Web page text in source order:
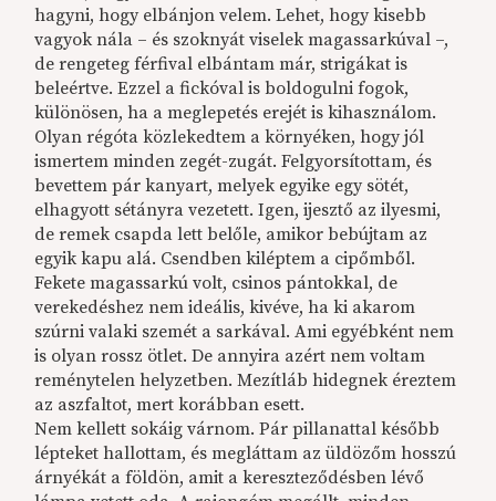
hagyni, hogy elbánjon velem. Lehet, hogy kisebb
vagyok nála – és szoknyát viselek magassarkúval –,
de rengeteg férfival elbántam már, strigákat is
beleértve. Ezzel a fickóval is boldogulni fogok,
különösen, ha a meglepetés erejét is kihasználom.
Olyan régóta közlekedtem a környéken, hogy jól
ismertem minden zegét-zugát. Felgyorsítottam, és
bevettem pár kanyart, melyek egyike egy sötét,
elhagyott sétányra vezetett. Igen, ijesztő az ilyesmi,
de remek csapda lett belőle, amikor bebújtam az
egyik kapu alá. Csendben kiléptem a cipőmből.
Fekete magassarkú volt, csinos pántokkal, de
verekedéshez nem ideális, kivéve, ha ki akarom
szúrni valaki szemét a sarkával. Ami egyébként nem
is olyan rossz ötlet. De annyira azért nem voltam
reménytelen helyzetben. Mezítláb hidegnek éreztem
az aszfaltot, mert korábban esett.
Nem kellett sokáig várnom. Pár pillanattal később
lépteket hallottam, és megláttam az üldözőm hosszú
árnyékát a földön, amit a kereszteződésben lévő